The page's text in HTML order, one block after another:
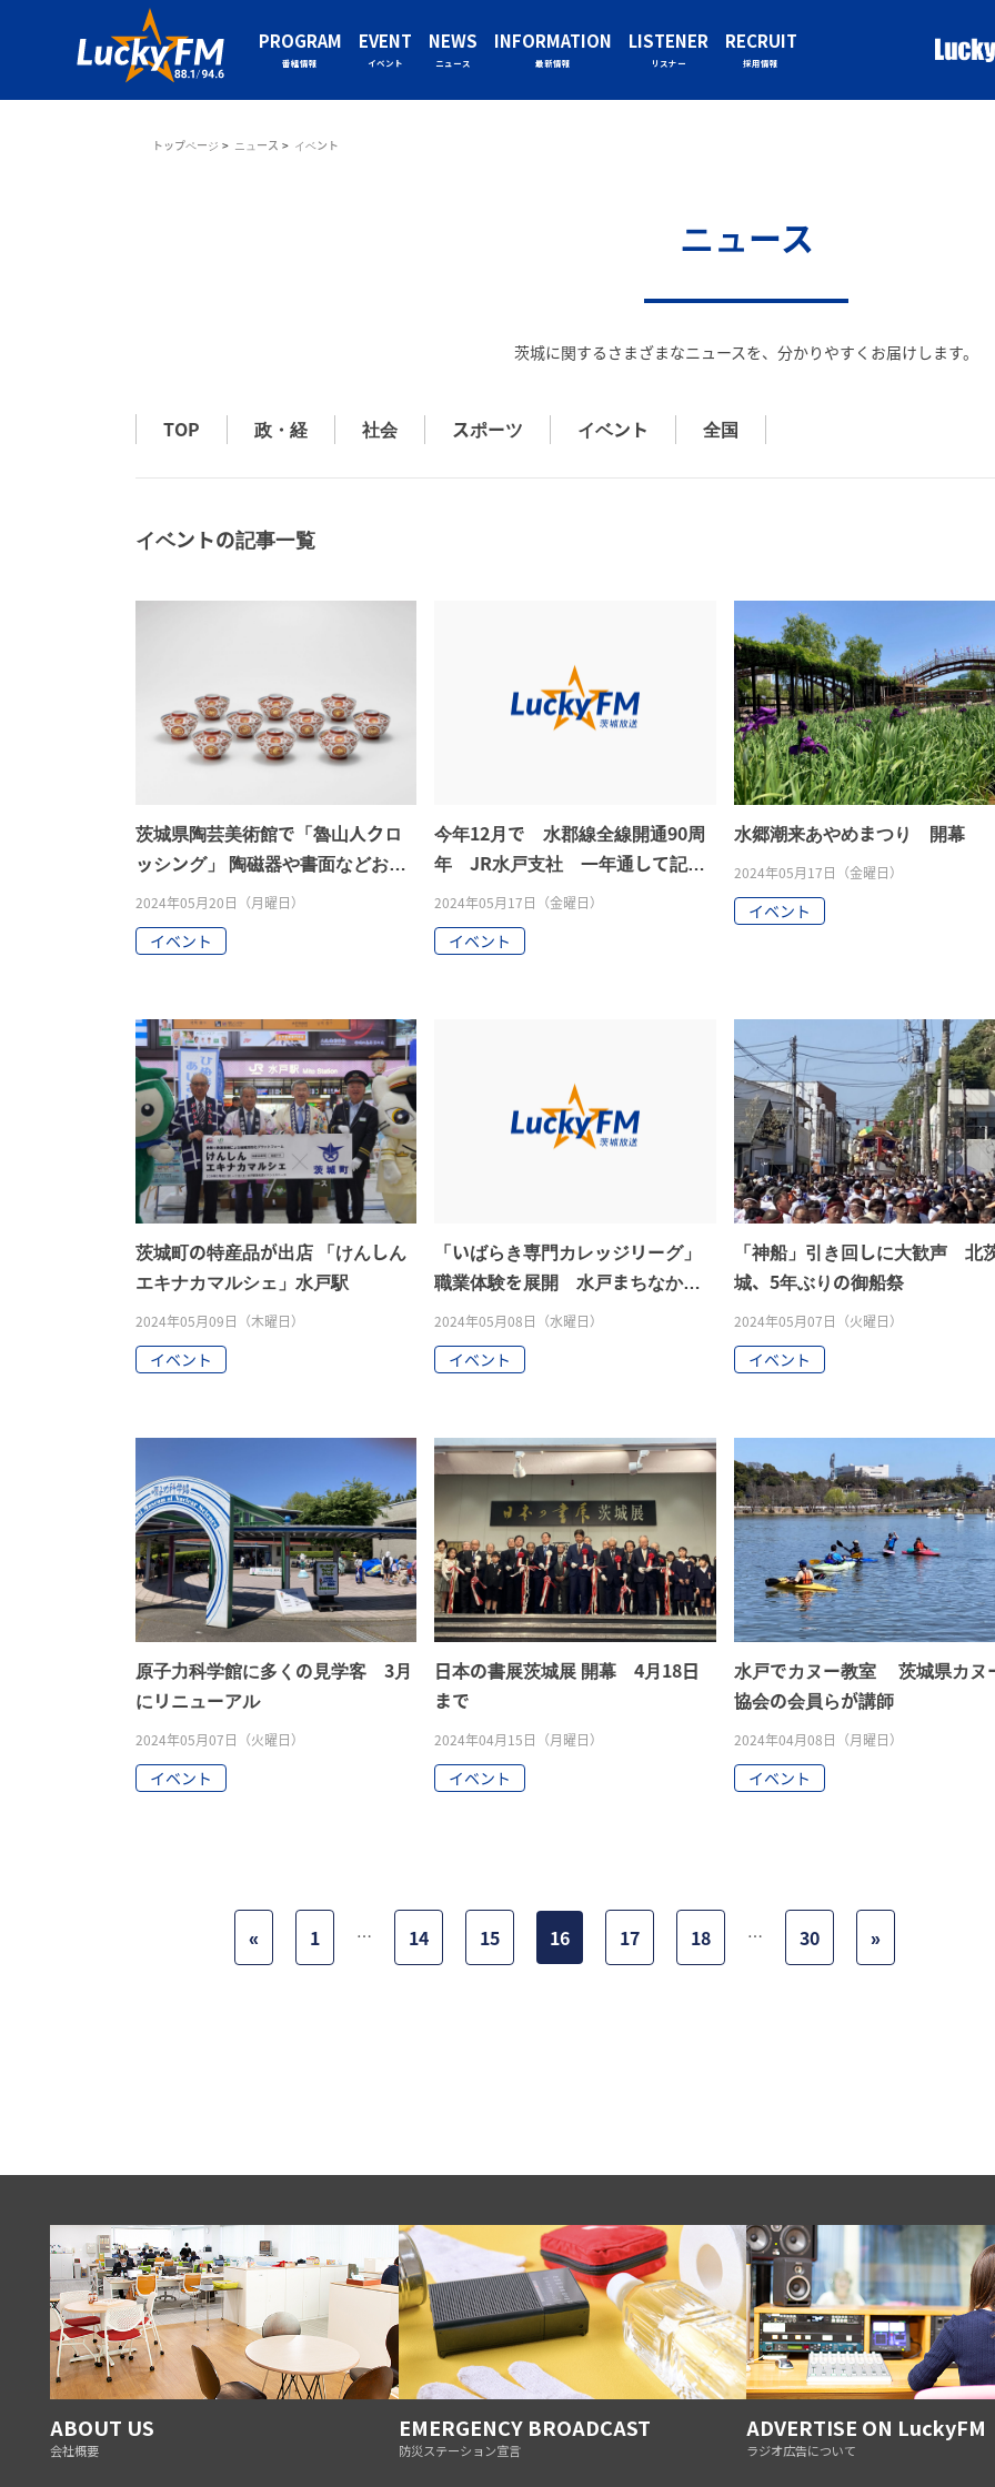
PROGRAM
番組情報
EVENT
イベント
NEWS
ニュース
INFORMATION
最新情報
LISTENER
リスナー
RECRUIT
採用情報
トップページ ニュース イベント
ニュース
茨城に関するさまざまなニュースを、 分かりやすくお届けします。
TOP 政・経 社会 スポーツ イベント 全国
イベントの記事一覧
茨城県陶芸美術館で「魯山人クロ
ッシング」 陶磁器や書面などおよ
そ70点展示 笠間
2024年05月20日（月曜日）
イベント
今年12月で 水郡線全線開通90周
年 JR水戸支社 一年通して記念
イベント
2024年05月17日（金曜日）
イベント
水郷潮来あやめまつり 開幕
2024年05月17日（金曜日）
イベント
茨城町の特産品が出店 「けんしん
エキナカマルシェ」水戸駅
2024年05月09日（木曜日）
イベント
「いばらき専門カレッジリーグ」
職業体験を展開 水戸まちなかフ
ェスで
2024年05月08日（水曜日）
イベント
「神船」引き回しに大歓声 北
城、5年ぶりの御船祭
2024年05月07日（火曜日）
イベント
原子力科学館に多くの見学客 3月
にリニューアル
2024年05月07日（火曜日）
イベント
日本の書展茨城展 開幕 4月18日
まで
2024年04月15日（月曜日）
イベント
水戸でカヌー教室 茨城県カヌ
協会の会員らが講師
2024年04月08日（月曜日）
イベント
« 1 … 14 15 16 17 18 … 30 »
ABOUT US
会社概要
EMERGENCY BROADCAST
防災ステーション宣言
ADVERTISE ON LuckyFM
ラジオ広告について